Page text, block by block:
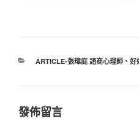
分
ARTICLE-張瑋庭 諮商心理師、 好
發佈留言